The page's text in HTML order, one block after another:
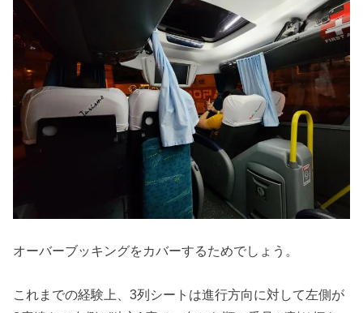
オーバーブッキングをカバーするためでしょう。
これまでの経験上、3列シートは進行方向に対して左側が